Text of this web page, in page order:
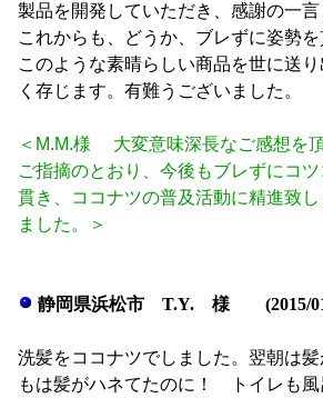
製品を開発していただき、感謝の一言
これからも、どうか、ブレずに姿勢を
このような素晴らしい商品を世に送
く存じます。有難うございました。
＜M.M.様 大変意味深長なご感想を頂
ご指摘のとおり、今後もブレずにコ
貫き、ココナツの普及活動に精進致
ました。＞
静岡県浜松市 T.Y. 様 (2015/
洗髪をココナツでしました。翌朝は
もは髪がハネてたのに！ トイレも風